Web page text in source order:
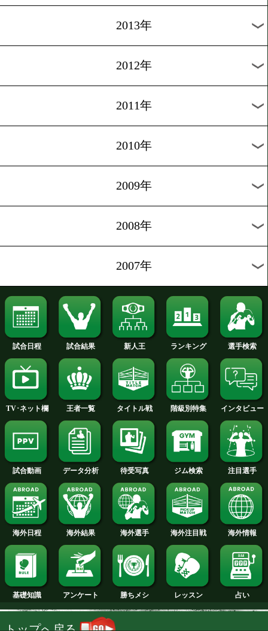
2020年
2019年
2018年
2017年
2016年
2015年
2014年
2013年
2012年
2011年
2010年